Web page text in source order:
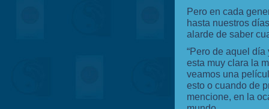
Pero en cada
hasta nuestros
alarde de saber
“Pero de aquel
esta muy clara la
veamos una
esto o cuando de
mencione, en la